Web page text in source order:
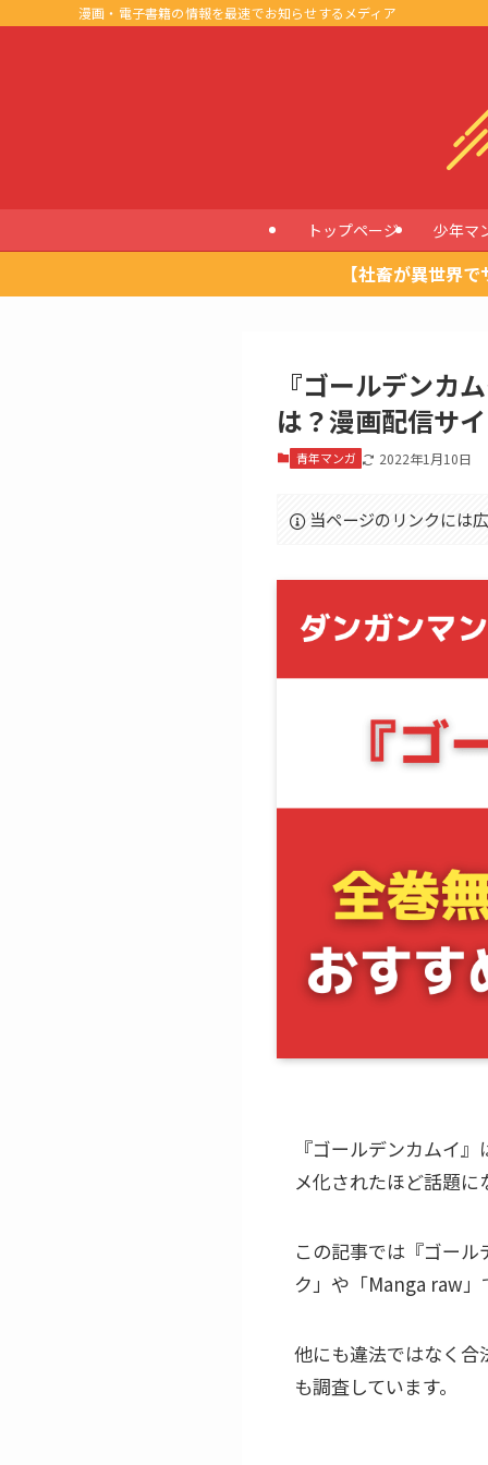
漫画・電子書籍の情報を最速でお知らせするメディア
トップページ 少年マ
【社畜が異世界
『ゴールデンカ
は？漫画配信サ
青年マンガ 2022年1月10日
当ページのリンクには
『ゴールデンカムイ
メ化されたほど話題
この記事では『ゴー
ク」や「Manga raw
他にも違法ではなく
も調査しています。